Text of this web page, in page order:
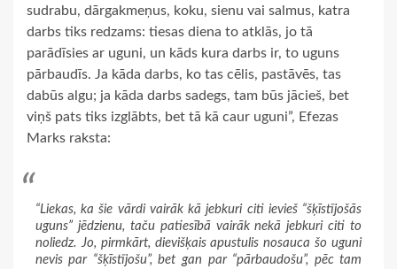
sudrabu, dārgakmeņus, koku, sienu vai salmus, katra
darbs tiks redzams: tiesas diena to atklās, jo tā
parādīsies ar uguni, un kāds kura darbs ir, to uguns
pārbaudīs. Ja kāda darbs, ko tas cēlis, pastāvēs, tas
dabūs algu; ja kāda darbs sadegs, tam būs jācieš, bet
viņš pats tiks izglābts, bet tā kā caur uguni”, Efezas
Marks raksta:
“Liekas, ka šie vārdi vairāk kā jebkuri citi ievieš “šķīstījošās
uguns” jēdzienu, taču patiesībā vairāk nekā jebkuri citi to
noliedz. Jo, pirmkārt, dievišķais apustulis nosauca šo uguni
nevis par “šķīstījošu”, bet gan par “pārbaudošu”, pēc tam